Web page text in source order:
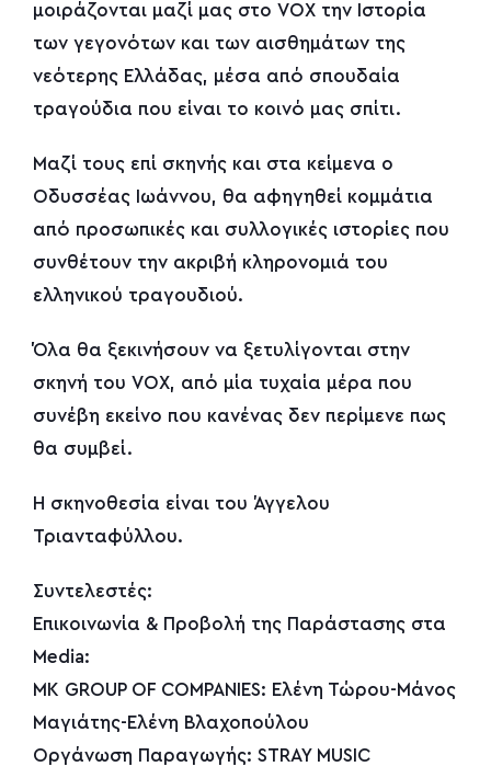
μοιράζονται μαζί μας στο VOX την Ιστορία
των γεγονότων και των αισθημάτων της
νεότερης Ελλάδας, μέσα από σπουδαία
τραγούδια που είναι το κοινό μας σπίτι.
Μαζί τους επί σκηνής και στα κείμενα ο
Οδυσσέας Ιωάννου, θα αφηγηθεί κομμάτια
από προσωπικές και συλλογικές ιστορίες που
συνθέτουν την ακριβή κληρονομιά του
ελληνικού τραγουδιού.
Όλα θα ξεκινήσουν να ξετυλίγονται στην
σκηνή του VOX, από μία τυχαία μέρα που
συνέβη εκείνο που κανένας δεν περίμενε πως
θα συμβεί.
Η σκηνοθεσία είναι του Άγγελου
Τριανταφύλλου.
Συντελεστές:
Επικοινωνία & Προβολή της Παράστασης στα
Media:
MK GROUP OF COMPANIES: Ελένη Τώρου-Μάνος
Μαγιάτης-Ελένη Βλαχοπούλου
Οργάνωση Παραγωγής: STRAY MUSIC